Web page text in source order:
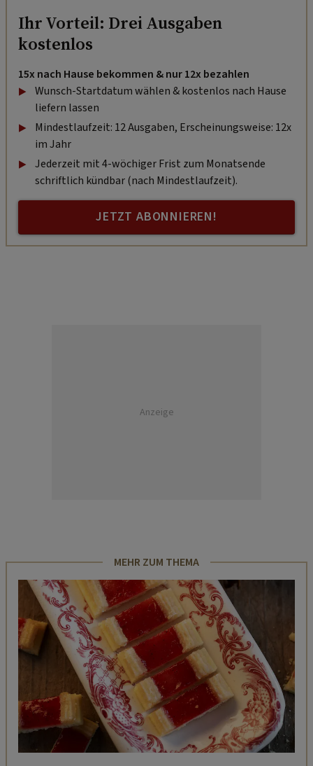
Ihr Vorteil: Drei Ausgaben
kostenlos
15x nach Hause bekommen & nur 12x bezahlen
Wunsch-Startdatum wählen & kostenlos nach Hause
liefern lassen
Mindestlaufzeit: 12 Ausgaben, Erscheinungsweise: 12x
im Jahr
Jederzeit mit 4-wöchiger Frist zum Monatsende
schriftlich kündbar (nach Mindestlaufzeit).
JETZT ABONNIEREN!
Anzeige
MEHR ZUM THEMA